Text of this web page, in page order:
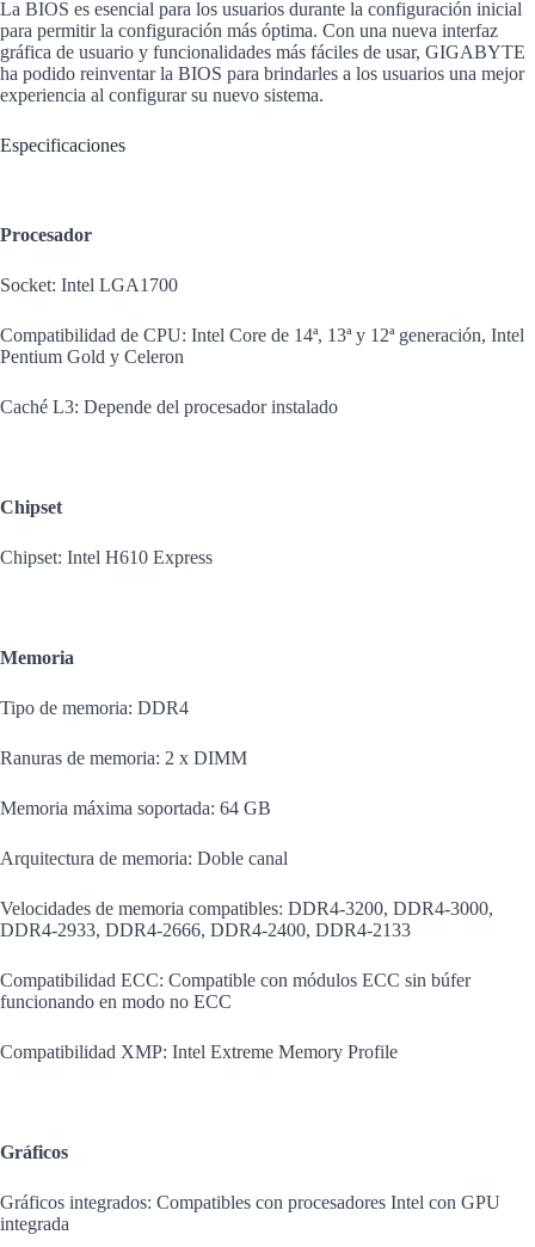
La BIOS es esencial para los usuarios durante la configuración inicial
para permitir la configuración más óptima. Con una nueva interfaz
gráfica de usuario y funcionalidades más fáciles de usar, GIGABYTE
ha podido reinventar la BIOS para brindarles a los usuarios una mejor
experiencia al configurar su nuevo sistema.
Especificaciones
Procesador
Socket: Intel LGA1700
Compatibilidad de CPU: Intel Core de 14ª, 13ª y 12ª generación, Intel
Pentium Gold y Celeron
Caché L3: Depende del procesador instalado
Chipset
Chipset: Intel H610 Express
Memoria
Tipo de memoria: DDR4
Ranuras de memoria: 2 x DIMM
Memoria máxima soportada: 64 GB
Arquitectura de memoria: Doble canal
Velocidades de memoria compatibles: DDR4-3200, DDR4-3000,
DDR4-2933, DDR4-2666, DDR4-2400, DDR4-2133
Compatibilidad ECC: Compatible con módulos ECC sin búfer
funcionando en modo no ECC
Compatibilidad XMP: Intel Extreme Memory Profile
Gráficos
Gráficos integrados: Compatibles con procesadores Intel con GPU
integrada